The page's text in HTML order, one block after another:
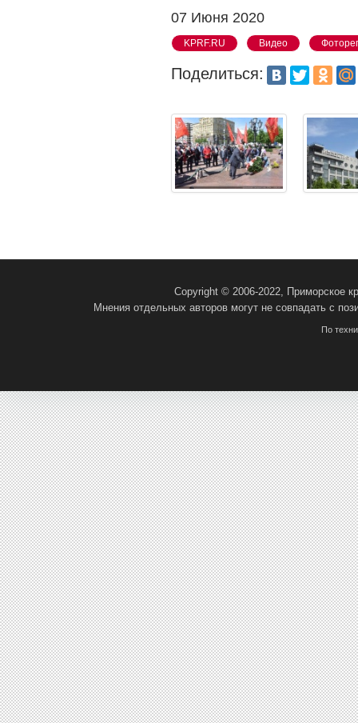
07 Июня 2020
KPRF.RU Видео
Поделиться:
Copyright © 2006-2022, Приморское
Мнения отдельных авторов могут не совпадать с
По